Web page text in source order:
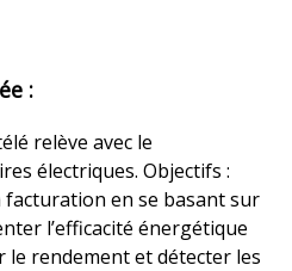
:
relève avec le
électriques. Objectifs :
en se basant sur
l’efficacité énergétique
rendement et détecter les